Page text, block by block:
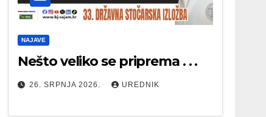
NAJAVE
Nešto veliko se priprema . . .
26. SRPNJA 2026. UREDNIK